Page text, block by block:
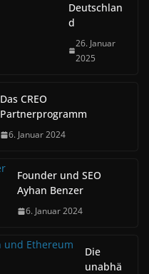
Deutschlan
d
26. Januar
2025
Das CREO
Partnerprogramm
6. Januar 2024
Founder und SEO
Ayhan Benzer
6. Januar 2024
Die
unabhä